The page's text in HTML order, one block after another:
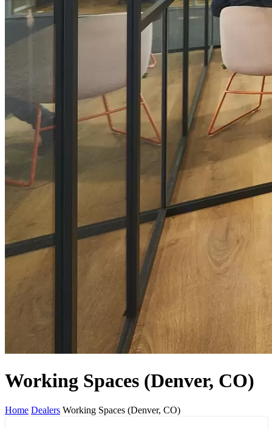
Working Spaces (Denver, CO)
Home Dealers Working Spaces (Denver, CO)